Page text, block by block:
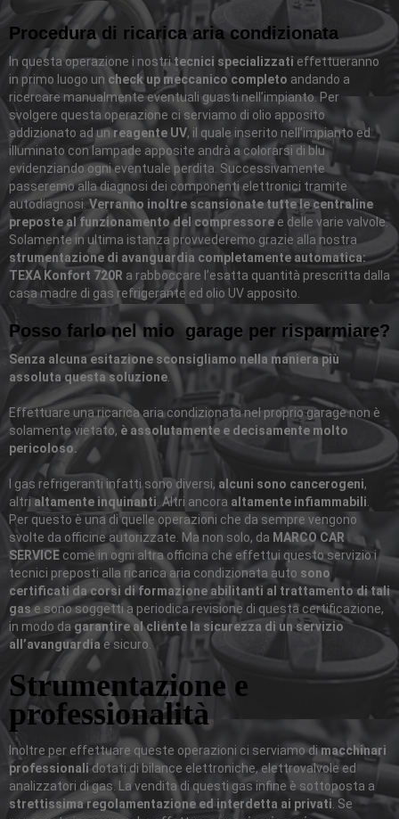
Procedura di ricarica aria condizionata
In questa operazione i nostritecnici specializzati effettueranno
in primo luogo un check up meccanico completo andando a
ricercare manualmente eventuali guasti nell’impianto. Per
svolgere questa operazione ci serviamo di olio apposito
addizionato ad unreagente UV, il quale inserito nell’impianto ed
illuminato con lampade apposite andrà a colorarsi di blu
evidenziando ogni eventuale perdita. Successivamente
passeremo alla diagnosi dei componenti elettronici tramite
autodiagnosi. Verranno inoltre scansionate tutte le centraline
preposte al funzionamento del compressoree delle varie valvole.
Solamente in ultima istanza provvederemo grazie alla nostra
strumentazione di avanguardia completamente automatica:
TEXA Konfort 720R a rabboccare l’esatta quantità prescritta dalla
casa madre di gas refrigerante ed olio UV apposito.
Posso farlo nel mio garage per risparmiare?
Senza alcuna esitazione sconsigliamo nella maniera più
assoluta questa soluzione
Effettuare una ricarica aria condizionata nel proprio garage non è
solamente vietato, è assolutamente e decisamente molto
pericoloso.
I gas refrigeranti infatti sono diversi, alcuni sono cancerogeni,
altrialtamente inquinanti . Altri ancora altamente infiammabili
Per questo è una di quelle operazioni che da sempre vengono
svolte da officine autorizzate. Ma non solo, da MARCO CAR
SERVICE come in ogni altra officina che effettui questo servizio i
tecnici preposti alla ricarica aria condizionata auto sono
certificati da corsi di formazione abilitanti al trattamento di tali
gase sono soggetti a periodica revisione di questa certificazione,
in modo da garantire al cliente la sicurezza di un servizio
all’avanguardia e sicuro.
Strumentazione e
professionalità
Inoltre per effettuare queste operazioni ci serviamo dimacchinari
professionalidotati di bilance elettroniche, elettrovalvole ed
analizzatori di gas. La vendita di questi gas infine è sottoposta a
strettissima regolamentazione ed interdetta ai privati . Se